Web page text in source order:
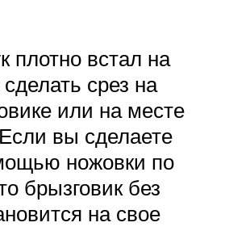
плотно встал на
срез на
или на месте
вы сделаете
ножовки по
брызговик без
на свое